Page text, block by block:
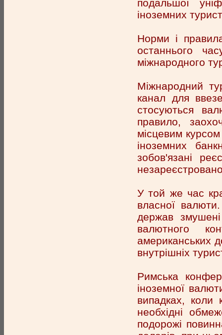
подальшої
іноземних
Норми і
останнього
міжнародного
Міжнародний
канал для
стосуються
правило,
місцевим
іноземних
зобов'язані
У той же час
власної
держав
валютного
американських
внутрішніх
Римська
іноземної
випадках, коли
необхідні
подорожі